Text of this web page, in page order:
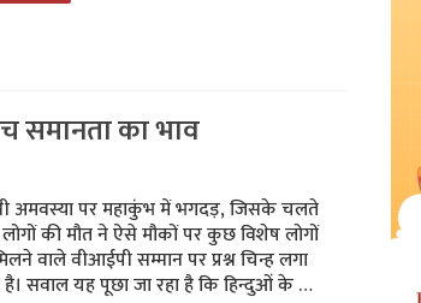
समानता का भाव
अमवस्या पर महाकुंभ में भगदड़, जिसके चलते
की मौत ने ऐसे मौकों पर कुछ विशेष लोगों
वाले वीआईपी सम्मान पर प्रश्न चिन्ह लगा
है। सवाल यह पूछा जा रहा है कि हिन्दुओं के …